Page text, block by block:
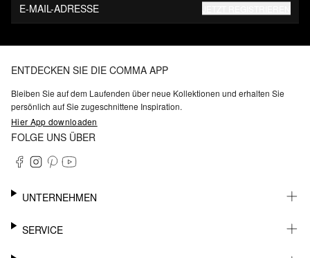
E-MAIL-ADRESSE
ENTDECKEN SIE DIE COMMA APP
Bleiben Sie auf dem Laufenden über neue Kollektionen und erhalten Sie
persönlich auf Sie zugeschnittene Inspiration.
Hier App downloaden
FOLGE UNS ÜBER
UNTERNEHMEN
KARRIERE
SERVICE